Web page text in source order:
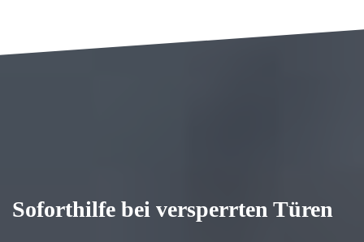
Soforthilfe bei versperrten Türen